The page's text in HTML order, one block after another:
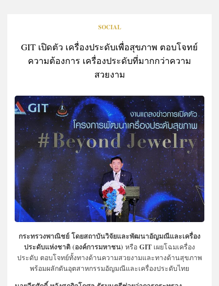
SOCIAL
GIT เปิดตัว เครื่องประดับเพื่อสุขภาพ ตอบโจทย์
ความต้องการ เครื่องประดับที่มากกว่าความ
สวยงาม
กระทรวงพาณิชย์โดยสถาบันวิจัยและพัฒนาอัญมณีและเครื่อง
ประดับแห่งชาติ (องค์การมหาชน) หรือ GIT เผยโฉมเครื่อง
ประดับ ตอบโจทย์ทั้งทางด้านความสวยงามและทางด้านสุขภาพ
พร้อมผลักดันอุตสาหกรรมอัญมณีและเครื่องประดับไทย